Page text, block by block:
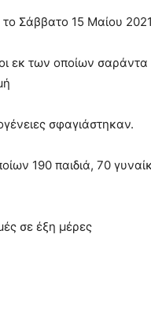
Σάββατο 15 Μαίου
εκ των οποίων σαράντα
σφαγιάστηκαν.
190 παιδιά, 70
σε έξη μέρες